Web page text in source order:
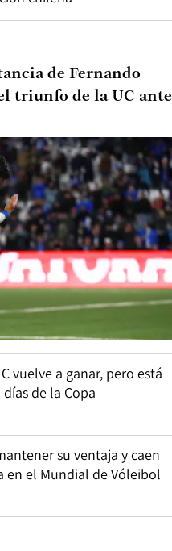
de Fernando
triunfo de la UC ante
vuelve a ganar, pero está
de la Copa
su ventaja y caen
en el Mundial de Vóleibol